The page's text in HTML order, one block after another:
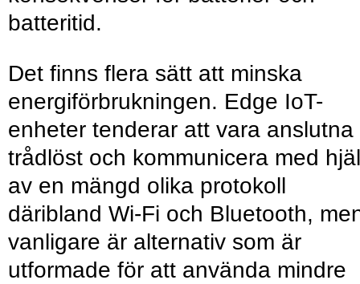
batteritid.
Det finns flera sätt att minska
energiförbrukningen. Edge IoT-
enheter tenderar att vara anslutna
trådlöst och kommunicera med
av en mängd olika protokoll
däribland Wi-Fi och Bluetooth,
vanligare är alternativ som är
utformade för att använda mindre